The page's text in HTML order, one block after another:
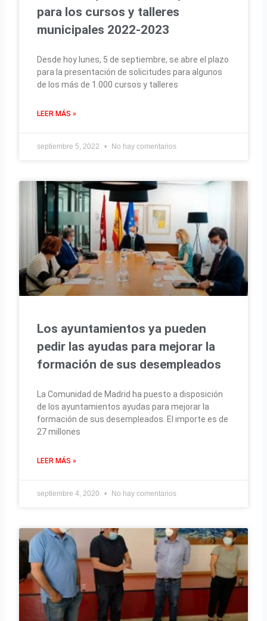
para los cursos y talleres
municipales 2022-2023
Desde hoy lunes, 5 de septiembre, se abre el plazo
para la presentación de solicitudes para algunos
de los más de 1.000 cursos y talleres
LEER MÁS »
septiembre 5, 2022 No hay comentarios
Los ayuntamientos ya pueden
pedir las ayudas para mejorar la
formación de sus desempleados
La Comunidad de Madrid ha puesto a disposición
de los ayuntamientos ayudas para mejorar la
formación de sus desempleados. El importe es de
27 millones
LEER MÁS »
septiembre 4, 2020 No hay comentarios